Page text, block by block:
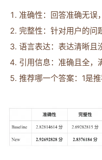
准确性：回答准确无误
完整性：针对用户的问
语言表达：表达清晰且
引用信息：准确且全，
推荐哪一个答案：1是